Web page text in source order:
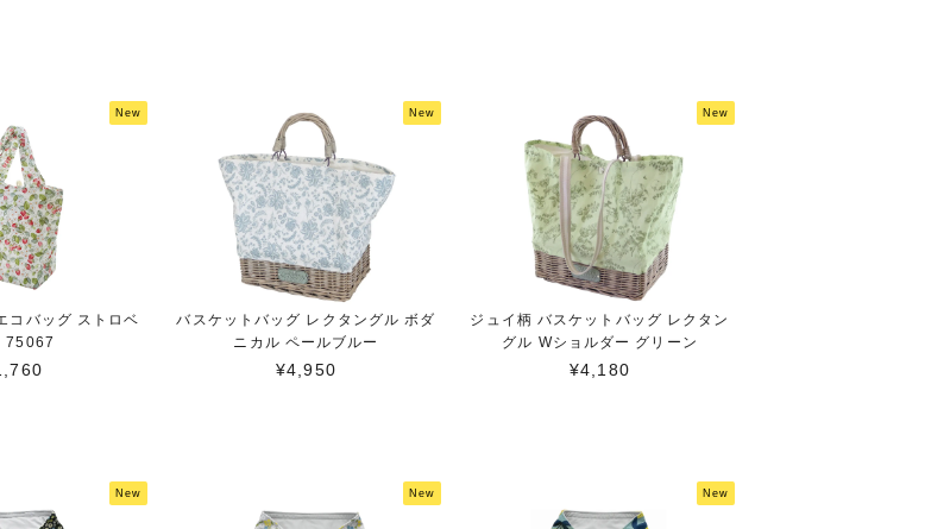
コバッグ ストロベ
75067
New
バスケットバッグ レクタングル ボダ
ニカル ペールブルー
¥4,950
New
ジュイ柄 バスケットバッグ レクタン
グル Wショルダー グリーン
¥4,180
New
New New New